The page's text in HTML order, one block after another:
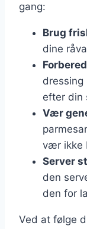
gang:
Brug
dine
dressing
efter din
Vær
vær ikke
Server
den
den for
Ved at følge